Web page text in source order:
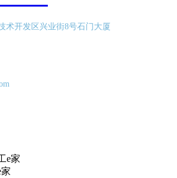
术开发区兴业街8号石门大厦